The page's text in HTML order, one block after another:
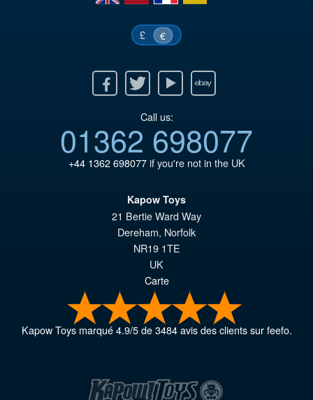
£ €
Twitter Youtube Ebay
Call us:
01362 698077
+44 1362 698077if you're not in the UK
Kapow Toys
21 Bertie Ward Way
Dereham, Norfolk
NR19 1TE
UK
Carte
Kapow Toysmarqué4.9/5de3484avis des clients sur feefo.